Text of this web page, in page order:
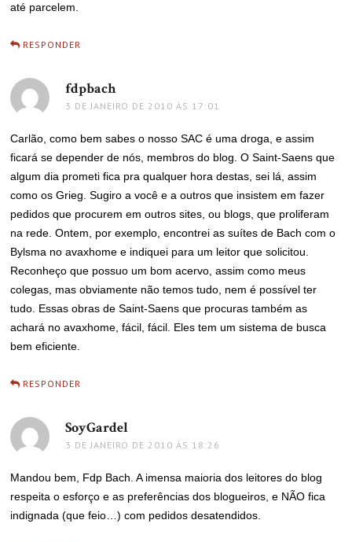
até parcelem.
RESPONDER
fdpbachdisse:
3 DE JANEIRO DE 2010 ÀS 17:01
Carlão, como bem sabes o nosso SAC é uma droga, e assim
ficará se depender de nós, membros do blog. O Saint-Saens que
algum dia prometi fica pra qualquer hora destas, sei lá, assim
como os Grieg. Sugiro a você e a outros que insistem em fazer
pedidos que procurem em outros sites, ou blogs, que proliferam
na rede. Ontem, por exemplo, encontrei as suítes de Bach com o
Bylsma no avaxhome e indiquei para um leitor que solicitou.
Reconheço que possuo um bom acervo, assim como meus
colegas, mas obviamente não temos tudo, nem é possível ter
tudo. Essas obras de Saint-Saens que procuras também as
achará no avaxhome, fácil, fácil. Eles tem um sistema de busca
bem eficiente.
RESPONDER
SoyGardel
3 DE JANEIRO DE 2010 ÀS 18:26
Mandou bem, Fdp Bach. A imensa maioria dos leitores do blog
respeita o esforço e as preferências dos blogueiros, e NÃO fica
indignada (que feio…) com pedidos desatendidos.